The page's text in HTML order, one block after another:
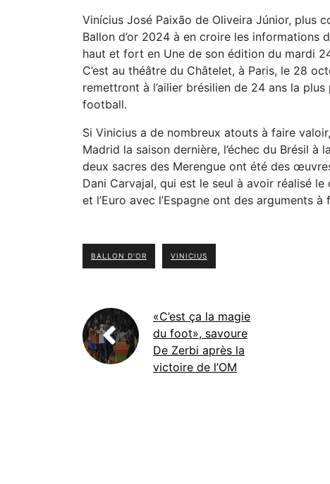
Vinícius José Paixão de Oliveira Júnior, plus
Ballon d’or 2024 à en croire les informations
haut et fort en Une de son édition du mardi
C’est au théâtre du Châtelet, à Paris, le 28
remettront à l’ailier brésilien de 24 ans la
football.
Si Vinicius a de nombreux atouts à faire
Madrid la saison dernière, l’échec du Brésil
deux sacres des Merengue ont été des
Dani Carvajal, qui est le seul à avoir réalisé
et l’Euro avec l’Espagne ont des arguments à
BALLON D’OR VINICIUS
«C’est ça la magie
du foot», savoure
De Zerbi après la
victoire de l’OM